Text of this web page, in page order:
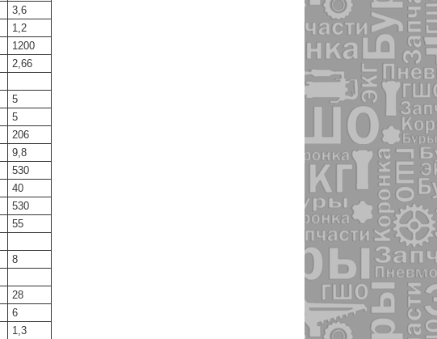
3,6
1,2
1200
2,66
5
5
206
9,8
530
40
530
55
8
28
6
1,3